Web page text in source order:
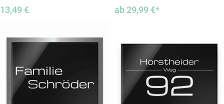
13,49 € ab29,99 €*